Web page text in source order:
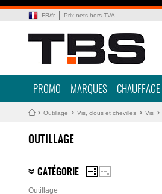
FR/fr Prix nets hors TVA
PROMO MARQUES CHAUFFAGE
Outillage Vis, clous et chevilles Vis
OUTILLAGE
CATÉGORIE
Outillage